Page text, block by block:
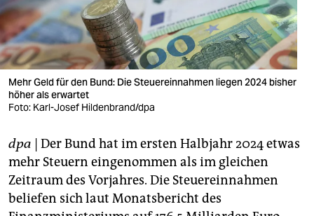
verlag
verlag
veranstaltungen
shop
fragen & hilfe
unterstützen
abo
Mehr Geld für den Bund: Die Steuereinnahmen liegen 2024 bisher
höher als erwartet
Foto: Karl-Josef Hildenbrand/dpa
dpa | Der Bund hat im ersten Halbjahr 2024 etwas
mehr Steuern eingenommen als im gleichen
Zeitraum des Vorjahres. Die Steuereinnahmen
beliefen sich laut Monatsbericht des